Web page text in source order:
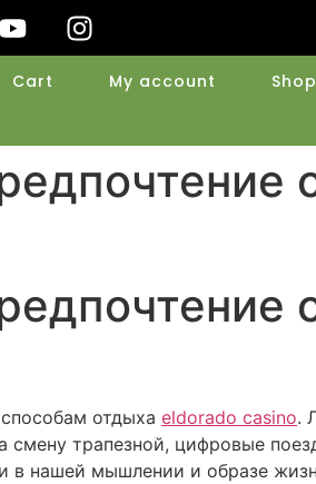
Cart My account Shop
отдыха eldorado casino.
трапезной, цифровые
в нашей мышлении и образе